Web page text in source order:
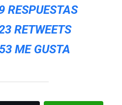
RESPUESTAS
RETWEETS
ME GUSTA